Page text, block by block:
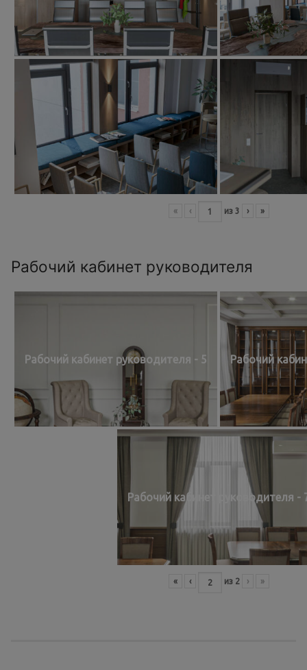
« ‹ из 3 › »
Рабочий кабинет руководителя
Рабочий кабинет руководителя - 5 Рабочий
Рабочий кабинет руководителя -
« ‹ из 2 › »